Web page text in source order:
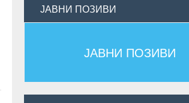
ЈАВНИ ПОЗИВИ
ЈАВНИ ПОЗИВИ